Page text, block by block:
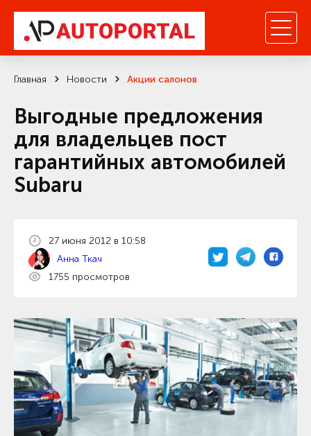
Главная Новости Акции салонов
Выгодные предложения
для владельцев пост
гарантийных автомобилей
Subaru
27 июня 2012 в 10:58
Анна Ткач
1755 просмотров